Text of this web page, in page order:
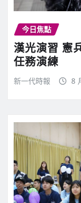
今日焦點
漢光演習 憲
任務演練
新一代時報 8